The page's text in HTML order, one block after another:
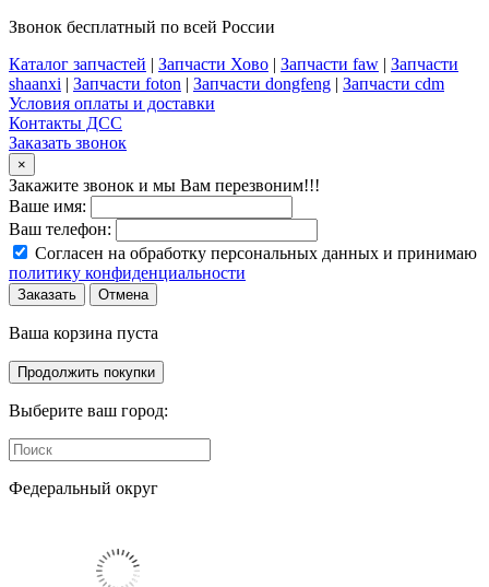
Звонок бесплатный по всей России
Каталог запчастей | Запчасти Хово | Запчасти faw | Запчасти
shaanxi | Запчасти foton | Запчасти dongfeng | Запчасти cdm
Условия оплаты и доставки
Контакты ДСС
Заказать звонок
×
Закажите звонок и мы Вам перезвоним!!!
Ваше имя:
Ваш телефон:
Согласен на обработку персональных данных и принимаю
политику конфиденциальности
Заказать Отмена
Ваша корзина пуста
Продолжить покупки
Выберите ваш город:
Федеральный округ